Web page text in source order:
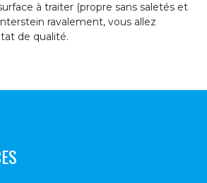
à traiter (propre sans saletés et
ravalement, vous allez
de qualité.